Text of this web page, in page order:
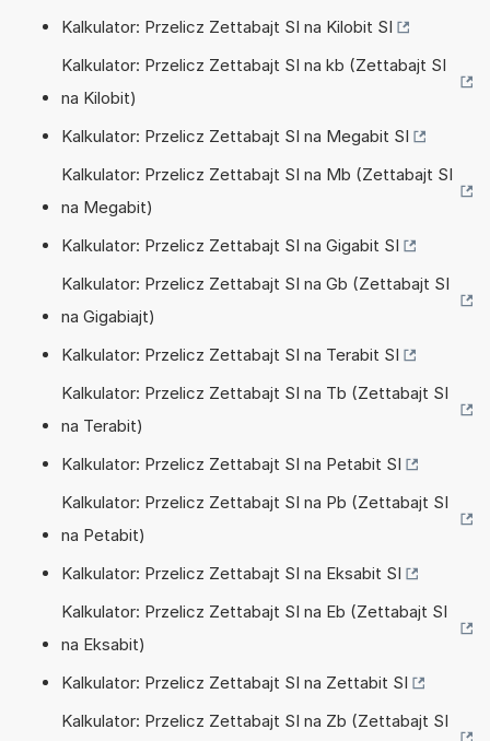
Kalkulator: Przelicz Zettabajt SI na Kilobit SI
Kalkulator: Przelicz Zettabajt SI na kb (Zettabajt SI
na Kilobit)
Kalkulator: Przelicz Zettabajt SI na Megabit SI
Kalkulator: Przelicz Zettabajt SI na Mb (Zettabajt SI
na Megabit)
Kalkulator: Przelicz Zettabajt SI na Gigabit SI
Kalkulator: Przelicz Zettabajt SI na Gb (Zettabajt SI
na Gigabiajt)
Kalkulator: Przelicz Zettabajt SI na Terabit SI
Kalkulator: Przelicz Zettabajt SI na Tb (Zettabajt SI
na Terabit)
Kalkulator: Przelicz Zettabajt SI na Petabit SI
Kalkulator: Przelicz Zettabajt SI na Pb (Zettabajt SI
na Petabit)
Kalkulator: Przelicz Zettabajt SI na Eksabit SI
Kalkulator: Przelicz Zettabajt SI na Eb (Zettabajt SI
na Eksabit)
Kalkulator: Przelicz Zettabajt SI na Zettabit SI
Kalkulator: Przelicz Zettabajt SI na Zb (Zettabajt SI